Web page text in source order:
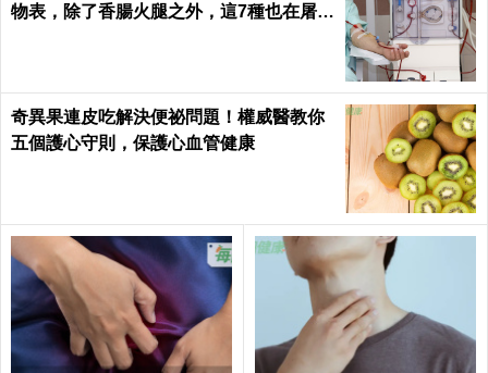
物表，除了香腸火腿之外，這7種也在屠殺
奇異果連皮吃解決便祕問題！權威醫教你
五個護心守則，保護心血管健康